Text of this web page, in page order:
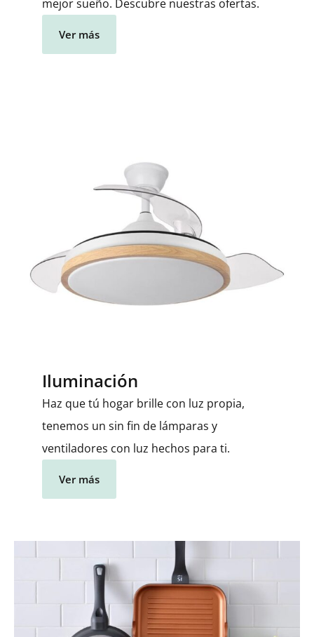
mejor sueño. Descubre nuestras ofertas.
Ver más
Iluminación
Haz que tú hogar brille con luz propia,
tenemos un sin fin de lámparas y
ventiladores con luz hechos para ti.
Ver más